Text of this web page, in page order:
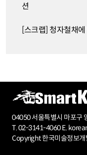
션
[스크랩] 청자철채
04050 서울특별시 마포구
T. 02-3141-4060 E.
Copyright 한국미술정보